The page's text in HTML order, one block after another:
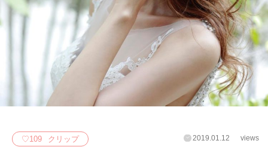
♡109 クリップ 2019.01.12 views